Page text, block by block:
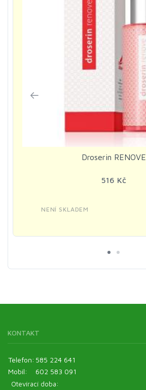
Droserin RENOVE
516 Kč
NENÍ SKLADEM
KONTAKT
Telefon: 585 224 641
Mobil:
602 583 091
Otevírací doba: